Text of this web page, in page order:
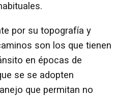
por su topografía y
son los que tienen
en épocas de
se se adopten
que permitan no